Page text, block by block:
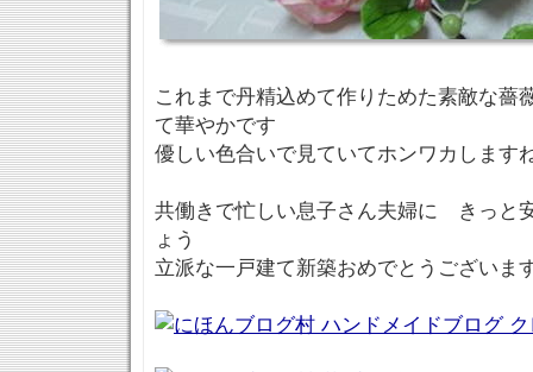
これまで丹精込めて作りためた素敵な薔
て華やかです
優しい色合いで見ていてホンワカします
共働きで忙しい息子さん夫婦に きっと
ょう
立派な一戸建て新築おめでとうございま